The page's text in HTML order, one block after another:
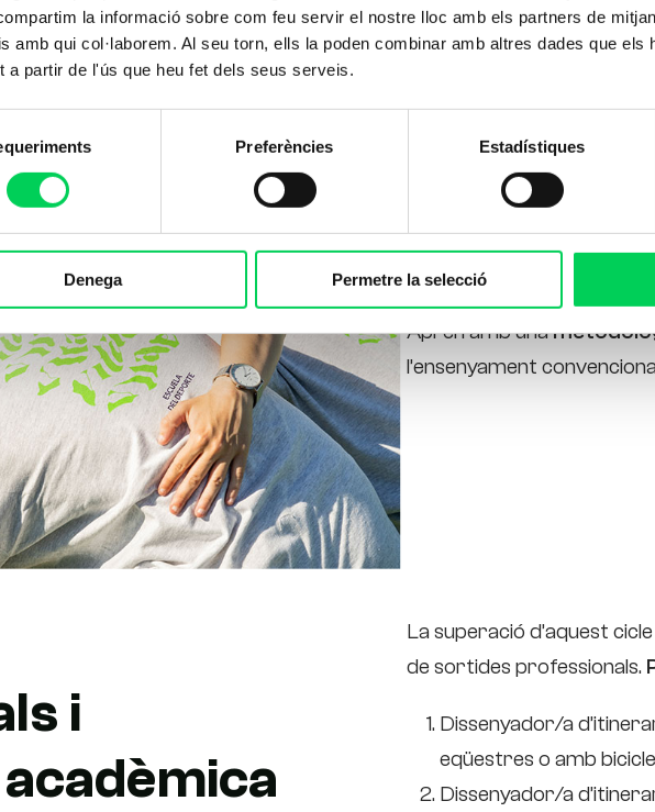
la informació sobre com feu servir el nostre lloc amb els partners de
amb qui col·laborem. Al seu torn, ells la poden combinar amb altres dades que els
a partir de l'ús que heu fet dels seus serveis.
Preferències Estadístiques
Denega Permetre la selecció
El
Aquí tu ets el centre:
necessitats.
Aprenem fent i
Analitzem
per
Aprèn amb una
l’ensenyament
i
La superació d’aquest
de sortides professionals.
Dissenyador/a
eqüestres o amb
Dissenyador/a